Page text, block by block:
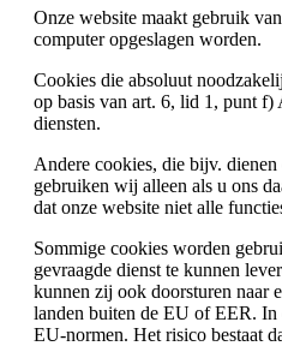
Onze website maakt gebruik
computer opgeslagen worden.
Cookies die absoluut
op basis van art. 6, lid 1, punt f)
diensten.
Andere cookies, die bijv. dienen
gebruiken wij alleen als u ons
dat onze website niet alle
Sommige cookies worden
gevraagde dienst te kunnen
kunnen zij ook doorsturen naar
landen buiten de EU of EER. In
EU-normen. Het risico bestaat